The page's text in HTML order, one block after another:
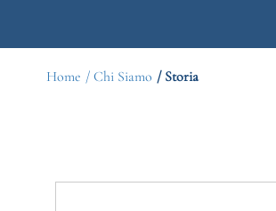
Home / Chi Siamo / Storia